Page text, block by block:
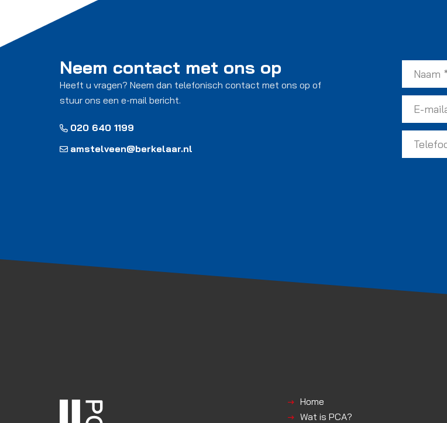
Neem contact met ons op
Heeft u vragen? Neem dan telefonisch contact met ons op of
stuur ons een e-mail bericht.
020 640 1199
amstelveen@berkelaar.nl
Home
Wat is PCA?